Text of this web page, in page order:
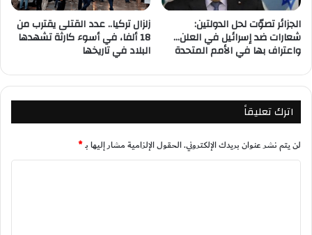
الجزائر تصوّت لحل الدولتين:
شعارات ضد إسرائيل في العلن…
واعتراف بها في الأمم المتحدة
زلزال تركيا.. عدد القتلى يقترب من
18 ألفا، في أسوء كارثة تشهدها
البلاد في تاريخها
اترك تعليقاً
لن يتم نشر عنوان بريدك الإلكتروني.الحقول الإلزامية مشار إليها بـ*